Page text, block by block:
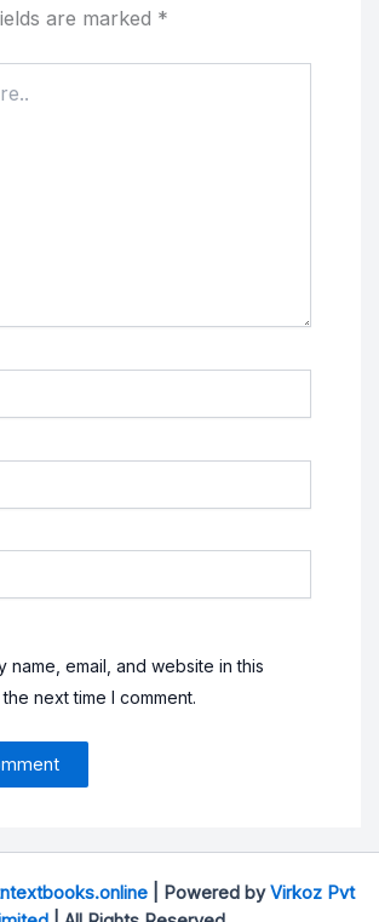
are marked *
name, email, and website in this
next time I comment.
| Powered byVirkoz Pvt